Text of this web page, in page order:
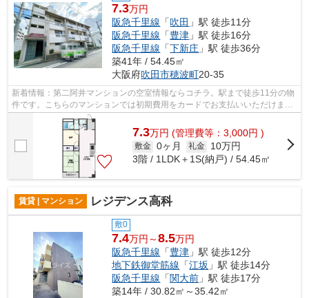
7.3万円
阪急千里線 「吹田 」駅 徒歩11分
阪急千里線 「豊津 」駅 徒歩16分
阪急千里線 「下新庄 」駅 徒歩36分
築41年 / 54.45㎡
大阪府吹田市穂波町20-35
新着情報：第二阿井マンションの空室情報ならコチラ。駅まで徒歩11分の物
件です。こちらのマンションでは初期費用をカードでお支払いいただけま
す。揺れに強い鉄骨造の物件です。より...
7.3万円 (管理費等：3,000円 )
敷金 0ヶ月 礼金
10万円
3階 / 1LDK＋1S(納戸) / 54.45㎡
賃貸 | マンション レジデンス高科
敷0
7.4万円～8.5万円
阪急千里線 「豊津 」駅 徒歩12分
地下鉄御堂筋線 「江坂 」駅 徒歩14分
阪急千里線 「関大前 」駅 徒歩17分
築14年 / 30.82㎡～35.42㎡